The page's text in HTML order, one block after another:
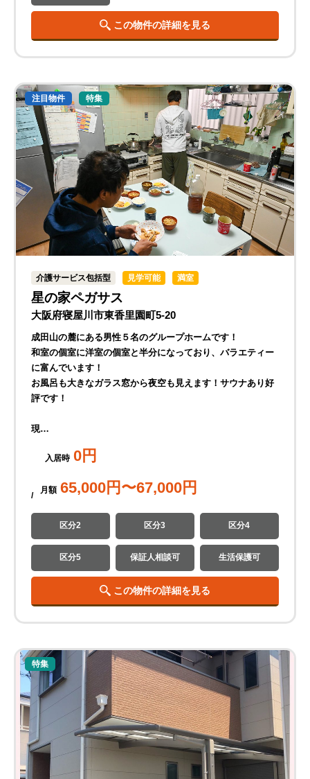
この物件の詳細を見る
注目物件 特集
介護サービス包括型 見学可能 満室
星の家ペガサス
大阪府寝屋川市東香里園町5-20
入居時 0円
月額 65,000円〜67,000円
成田山の麓にある男性５名のグループホームです！
和室の個室に洋室の個室と半分になっており、バラエティー
に富んでいます！
お風呂も大きなガラス窓から夜空も見えます！サウナあり好
評です！
現…
区分2 区分3 区分4
区分5 保証人相談可 生活保護可
この物件の詳細を見る
特集